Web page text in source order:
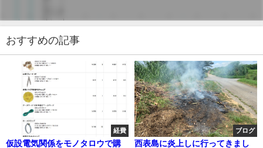
おすすめの記事
経費
仮設電気関係をモノタロウで購
ブログ
西表島に炎上しに行ってきまし